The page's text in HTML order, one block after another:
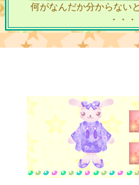
何がなんだか分からない
・・